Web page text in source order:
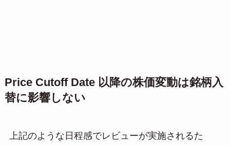
Price Cutoff Date 以降の株価変動は銘柄入
替に影響しない
上記のような日程感でレビューが実施されるた